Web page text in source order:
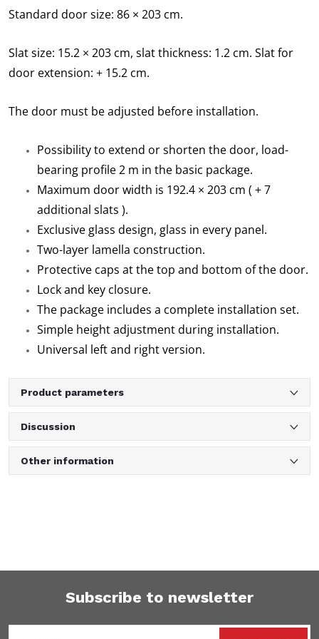
Standard door size: 86 × 203 cm.
Slat size: 15.2 × 203 cm, slat thickness: 1.2 cm. Slat for
door extension: + 15.2 cm.
The door must be adjusted before installation.
Possibility to extend or shorten the door, load-
bearing profile 2 m in the basic package.
Maximum door width is 192.4 × 203 cm ( + 7
additional slats ).
Exclusive glass design, glass in every panel.
Two-layer lamella construction.
Protective caps at the top and bottom of the door.
Lock and key closure.
The package includes a complete installation set.
Simple height adjustment during installation.
Universal left and right version.
Product parameters
Discussion
Other information
F
Subscribe to newsletter